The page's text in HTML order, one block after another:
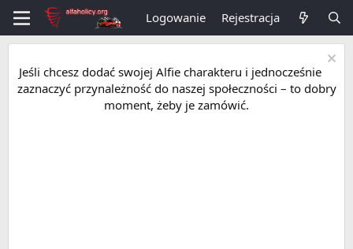
Logowanie Rejestracja
Jeśli chcesz dodać swojej Alfie charakteru i jednocześnie
zaznaczyć przynależność do naszej społeczności – to dobry
moment, żeby je zamówić.